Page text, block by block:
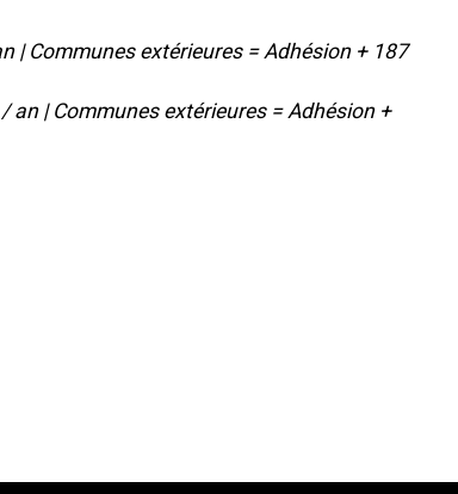
| Communes extérieures = Adhésion + 187
an | Communes extérieures = Adhésion +